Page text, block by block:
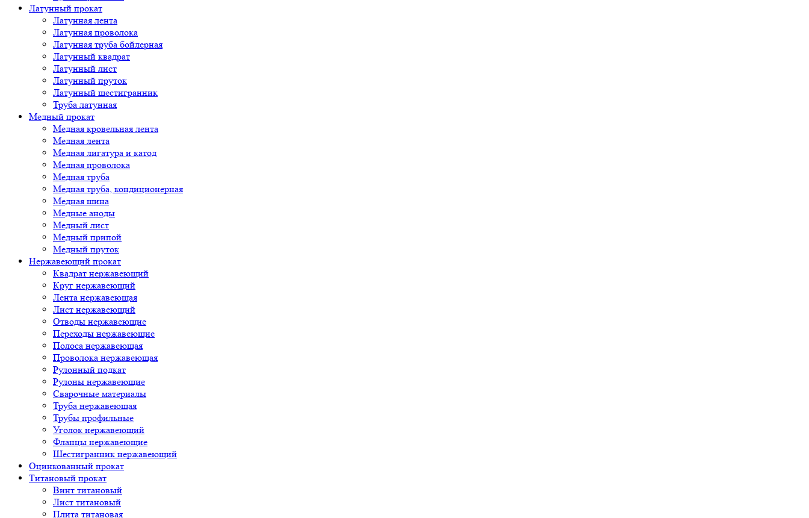
Латунный прокат
Латунная лента
Латунная проволока
Латунная труба бойлерная
Латунный квадрат
Латунный лист
Латунный пруток
Латунный шестигранник
Труба латунная
Медный прокат
Медная кровельная лента
Медная лента
Медная лигатура и катод
Медная проволока
Медная труба
Медная труба, кондиционерная
Медная шина
Медные аноды
Медный лист
Медный припой
Медный пруток
Нержавеющий прокат
Квадрат нержавеющий
Круг нержавеющий
Лента нержавеющая
Лист нержавеющий
Отводы нержавеющие
Переходы нержавеющие
Полоса нержавеющая
Проволока нержавеющая
Рулонный подкат
Рулоны нержавеющие
Сварочные материалы
Труба нержавеющая
Трубы профильные
Уголок нержавеющий
Фланцы нержавеющие
Шестигранник нержавеющий
Оцинкованный прокат
Титановый прокат
Винт титановый
Лист титановый
Плита титановая